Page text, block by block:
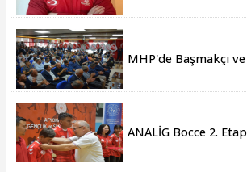
edecek
MHP'de Başmakçı ve
ANALİG Bocce 2.